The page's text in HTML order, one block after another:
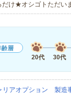
だけ★オシゴトただい
齢層
20代
30代
リアオプション 製造